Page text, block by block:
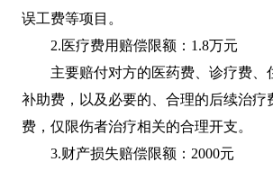
误工费等项目。
2.医疗费用赔偿限额：1.8万元
主要赔付对方的医药费、诊疗费、
补助费，以及必要的、合理的后续治疗
费，仅限伤者治疗相关的合理开支。
3.财产损失赔偿限额：2000元